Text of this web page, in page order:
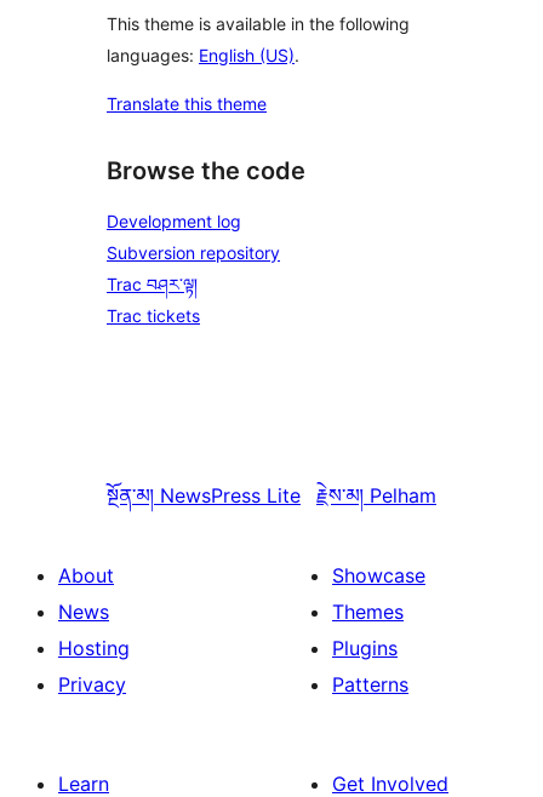
This theme is available in the following
languages: English (US).
Translate this theme
Browse the code
Development log
Subversion repository
Trac བཤར་ལྟ།
Trac tickets
སྔོན་མ། NewsPress Lite རྗེས་མ། Pelham
About
News
Hosting
Privacy
Showcase
Themes
Plugins
Patterns
Learn
Get Involved